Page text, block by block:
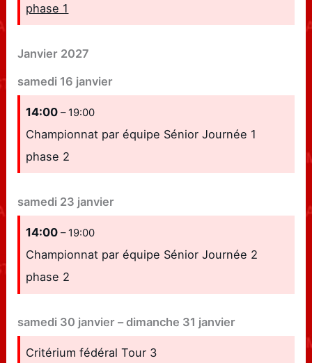
phase 1
Janvier 2027
samedi 16 janvier
14:00– 19:00
Championnat par équipe Sénior Journée 1
phase 2
samedi 23 janvier
14:00– 19:00
Championnat par équipe Sénior Journée 2
phase 2
samedi 30 janvier –dimanche 31 janvier
Critérium fédéral Tour 3